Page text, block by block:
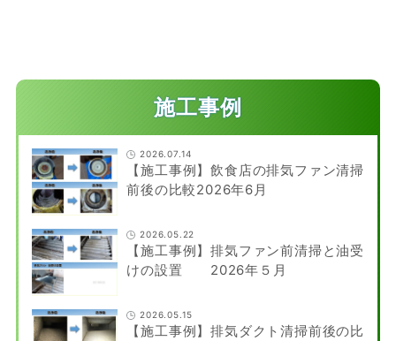
施工事例
2026.07.14
【施工事例】飲食店の排気ファン清掃
前後の比較2026年6月
2026.05.22
【施工事例】排気ファン前清掃と油受
けの設置 2026年５月
2026.05.15
【施工事例】排気ダクト清掃前後の比